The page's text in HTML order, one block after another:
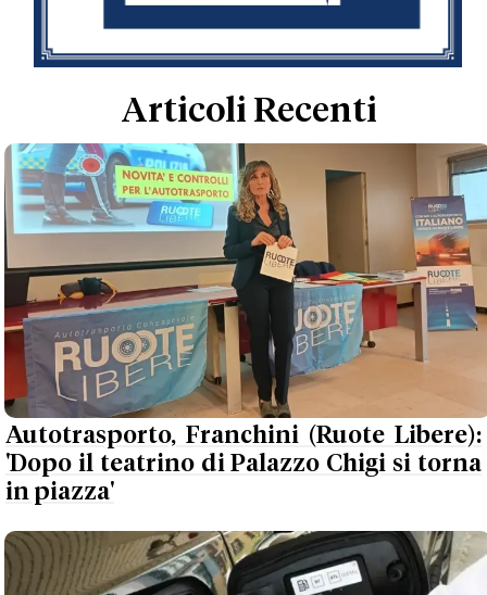
Articoli Recenti
Autotrasporto, Franchini (Ruote Libere):
'Dopo il teatrino di Palazzo Chigi si torna
in piazza'